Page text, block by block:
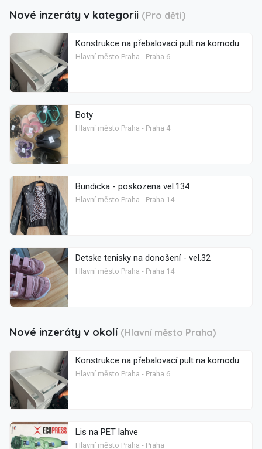
Nové inzeráty v kategorii (Pro děti)
Konstrukce na přebalovací pult na komodu
Hlavní město Praha - Praha 6
Boty
Hlavní město Praha - Praha 4
Bundicka - poskozena vel.134
Hlavní město Praha - Praha 14
Detske tenisky na donošení - vel.32
Hlavní město Praha - Praha 14
Nové inzeráty v okolí (Hlavní město Praha)
Konstrukce na přebalovací pult na komodu
Hlavní město Praha - Praha 6
Lis na PET lahve
Hlavní město Praha - Praha